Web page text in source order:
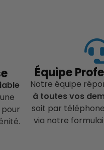
pour
Équipe
Notre équipe
à toutes vos
soit par
via notre